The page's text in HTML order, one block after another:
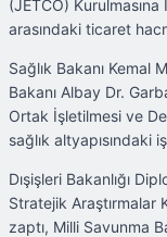
(JETCO)
arasındaki ticaret
Sağlık Bakanı Kemal
Bakanı Albay Dr.
Ortak İşletilmesi ve
sağlık altyapısındaki
Dışişleri Bakanlığı
Stratejik Araştırmalar
zaptı, Milli Savunma